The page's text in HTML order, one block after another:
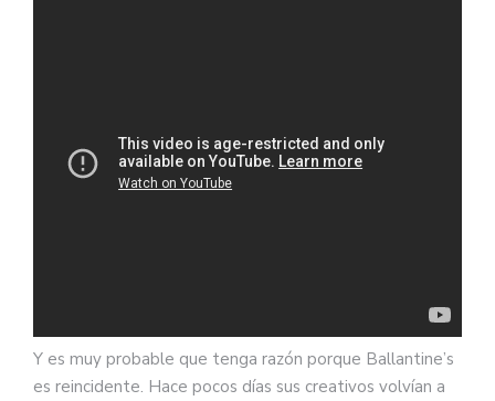
Y es muy probable que tenga razón porque Ballantine’s
es reincidente. Hace pocos días sus creativos volvían a